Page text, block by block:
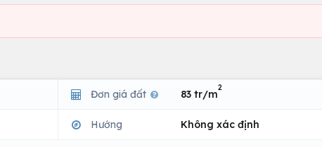
Đơn giá đất 83 tr/m
2
Hướng Không xác định